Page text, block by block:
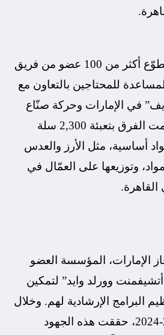
وفي شهر رمضان، تطوّع أكثر من 100 عضو من فريق
للمحتاجين بالتعاون مع
في الإمارات وحركة صنّاع
الحياة في مصر. وقامت الفرق بتعبئة 2,300 سلة
أساسية، مثل الأرز والعدس
وتوزيعها على العمّال في
الإمارات، المؤسسة العضو
وورلد وايد” لتمكين
البرامج الإرشادية لهم. وخلال
العام الدراسي 2023-2024، حققت هذه الجهود